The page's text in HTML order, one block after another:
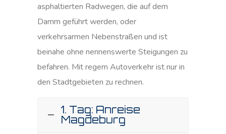
asphaltierten Radwegen, die auf dem
Damm geführt werden, oder
verkehrsarmen Nebenstraßen und ist
beinahe ohne nennenswerte Steigungen zu
befahren. Mit regem Autoverkehr ist nur in
den Stadtgebieten zu rechnen.
1. Tag: Anreise
Magdeburg